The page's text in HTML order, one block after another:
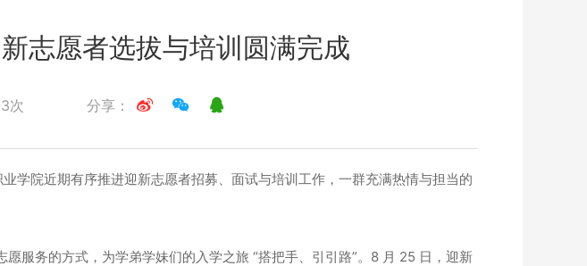
志愿者选拔与培训圆满完成
次 分享：
学院近期有序推进迎新志愿者招募、面试与培训工作，一群充满热情与担当的
服务的方式，为学弟学妹们的入学之旅 “搭把手、引引路”。8 月 25 日，迎新